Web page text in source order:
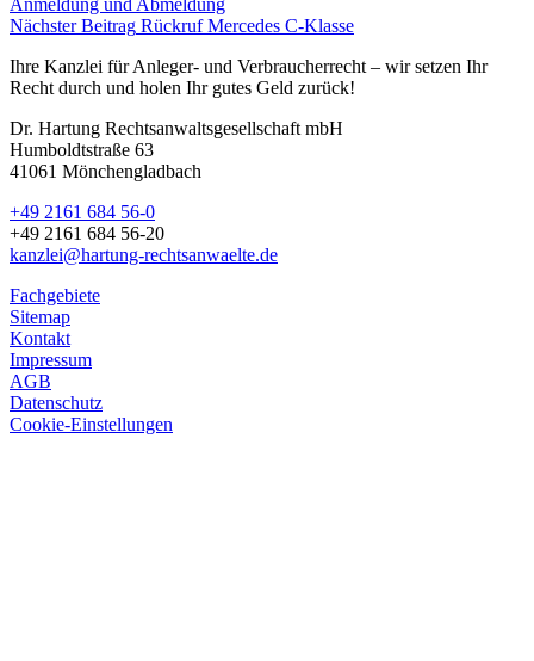
Nächster Beitrag Rückruf Mercedes C-Klasse
Ihre Kanzlei für Anleger- und Verbraucherrecht – wir setzen Ihr
Recht durch und holen Ihr gutes Geld zurück!
Dr. Hartung Rechtsanwaltsgesellschaft mbH
Humboldtstraße 63
41061 Mönchengladbach
+49 2161 684 56-0
+49 2161 684 56-20
kanzlei@hartung-rechtsanwaelte.de
Fachgebiete
Sitemap
Kontakt
Impressum
AGB
Datenschutz
Cookie-Einstellungen